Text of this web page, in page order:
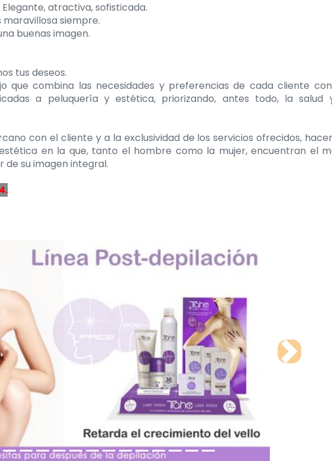
atractiva, sofisticada.
siempre.
buenas imagen.
tus deseos.
que combina las necesidades y preferencias de cada cliente
a peluquería y estética, priorizando, antes todo, la salud
con el cliente y a la exclusividad de los servicios ofrecidos,
en la que, tanto el hombre como la mujer, encuentran el
su imagen integral.